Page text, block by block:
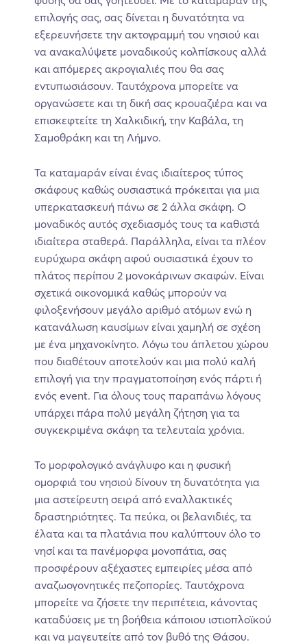
επιλογής σας, σας δίνεται η δυνατότητα να
εξερευνήσετε την ακτογραμμή του νησιού και
να ανακαλύψετε μοναδικούς κολπίσκους αλλά
και απόμερες ακρογιαλιές που θα σας
εντυπωσιάσουν. Ταυτόχρονα μπορείτε να
οργανώσετε και τη δική σας κρουαζιέρα και να
επισκεφτείτε τη Χαλκιδική, την Καβάλα, τη
Σαμοθράκη και τη Λήμνο.
Τα καταμαράν είναι ένας ιδιαίτερος τύπος
σκάφους καθώς ουσιαστικά πρόκειται για μια
υπερκατασκευή πάνω σε 2 άλλα σκάφη. Ο
μοναδικός αυτός σχεδιασμός τους τα καθιστά
ιδιαίτερα σταθερά. Παράλληλα, είναι τα πλέον
ευρύχωρα σκάφη αφού ουσιαστικά έχουν το
πλάτος περίπου 2 μονοκάρινων σκαφών. Είναι
σχετικά οικονομικά καθώς μπορούν να
φιλοξενήσουν μεγάλο αριθμό ατόμων ενώ η
κατανάλωση καυσίμων είναι χαμηλή σε σχέση
με ένα μηχανοκίνητο. Λόγω του άπλετου χώρου
που διαθέτουν αποτελούν και μια πολύ καλή
επιλογή για την πραγματοποίηση ενός πάρτι ή
ενός event. Για όλους τους παραπάνω λόγους
υπάρχει πάρα πολύ μεγάλη ζήτηση για τα
συγκεκριμένα σκάφη τα τελευταία χρόνια.
Το μορφολογικό ανάγλυφο και η φυσική
ομορφιά του νησιού δίνουν τη δυνατότητα για
μια αστείρευτη σειρά από εναλλακτικές
δραστηριότητες. Τα πεύκα, οι βελανιδιές, τα
έλατα και τα πλατάνια που καλύπτουν όλο το
νησί και τα πανέμορφα μονοπάτια, σας
προσφέρουν αξέχαστες εμπειρίες μέσα από
αναζωογονητικές πεζοπορίες. Ταυτόχρονα
μπορείτε να ζήσετε την περιπέτεια, κάνοντας
καταδύσεις με τη βοήθεια κάποιου ιστιοπλοϊκού
και να μαγευτείτε από τον βυθό της Θάσου.